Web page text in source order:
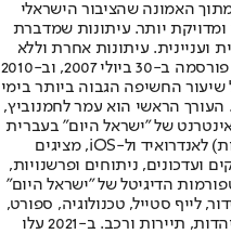
האמונה שהציבור הישראלי
ומדויקת יותר. עיתונות שמדברת
ועניינית. עיתונות אחרת וללא
תשלום. המהדורה המודפסת הראשונה פורסמה ב-30 ביולי 2007, וב-2010
שיעור החשיפה הגבוה ביותר בימי
העורך הראשי הוא עמר לחמנוביץ,
של "ישראל היום" בעברית
ובאנגלית, כמו כן היישומונים (אפליקציות) לאנדרואיד ול-iOS, מציגים
ועדכונים, ניתוחים ופרשנויות,
הדיגיטל של "ישראל היום"
לייף סטייל, טכנולוגיה, ספורט,
כלכלה וצרכנות, בריאות, חיילים, אוכל, יהדות, תיירות ורכב. ב-2021 עלו